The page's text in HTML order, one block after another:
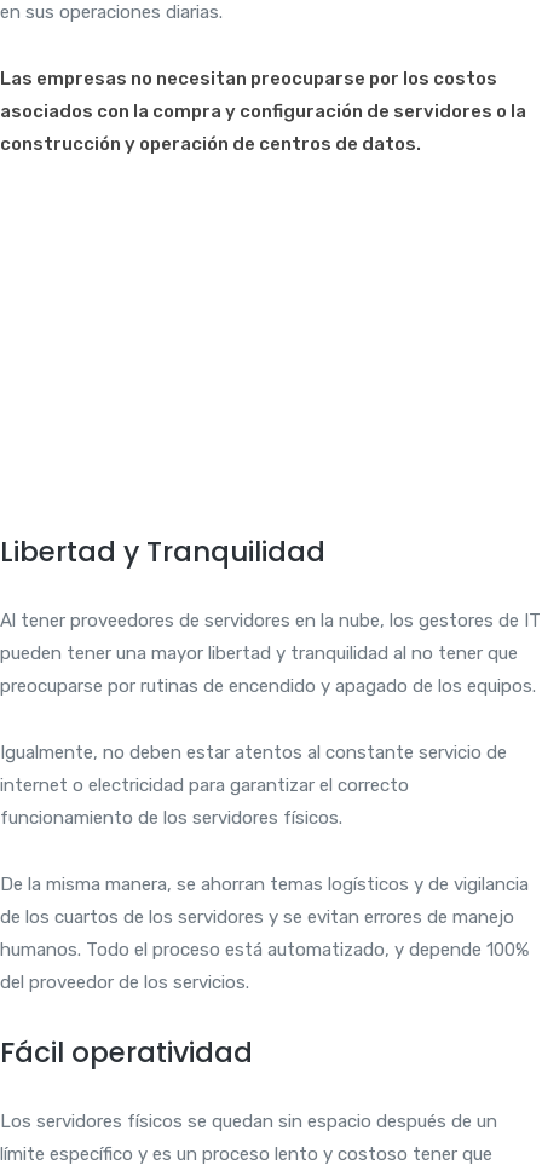
en sus operaciones diarias.
Las empresas no necesitan preocuparse por los costos
asociados con la compra y configuración de servidores o la
construcción y operación de centros de datos.
Libertad y Tranquilidad
Al tener proveedores de servidores en la nube, los gestores de IT
pueden tener una mayor libertad y tranquilidad al no tener que
preocuparse por rutinas de encendido y apagado de los equipos.
Igualmente, no deben estar atentos al constante servicio de
internet o electricidad para garantizar el correcto
funcionamiento de los servidores físicos.
De la misma manera, se ahorran temas logísticos y de vigilancia
de los cuartos de los servidores y se evitan errores de manejo
humanos. Todo el proceso está automatizado, y depende 100%
del proveedor de los servicios.
Fácil operatividad
Los servidores físicos se quedan sin espacio después de un
límite específico y es un proceso lento y costoso tener que